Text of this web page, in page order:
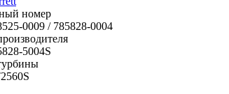
номер
0009 / 785828-0004
5004S